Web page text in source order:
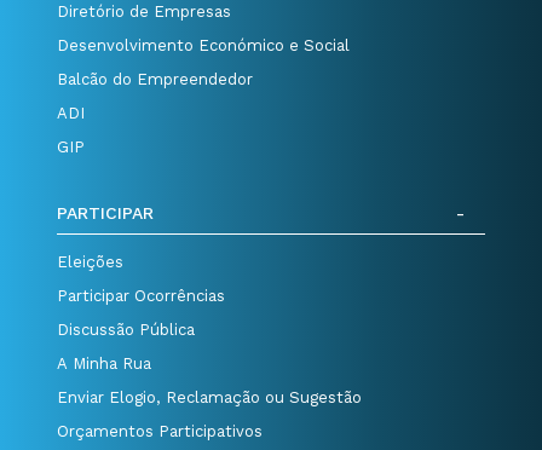
Diretório de Empresas
Desenvolvimento Económico e Social
Balcão do Empreendedor
ADI
GIP
PARTICIPAR
Eleições
Participar Ocorrências
Discussão Pública
A Minha Rua
Enviar Elogio, Reclamação ou Sugestão
Orçamentos Participativos